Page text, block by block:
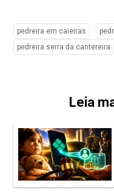
pedreira em caieiras
pedreira serra da cantereira
Leia